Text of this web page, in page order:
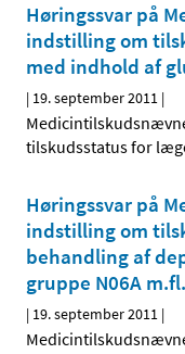
Høringssvar på
indstilling om
med indhold af
| 19. september 2011 |
tilskudsstatus for
Høringssvar på
indstilling om
behandling af
gruppe N06A
| 19. september 2011 |